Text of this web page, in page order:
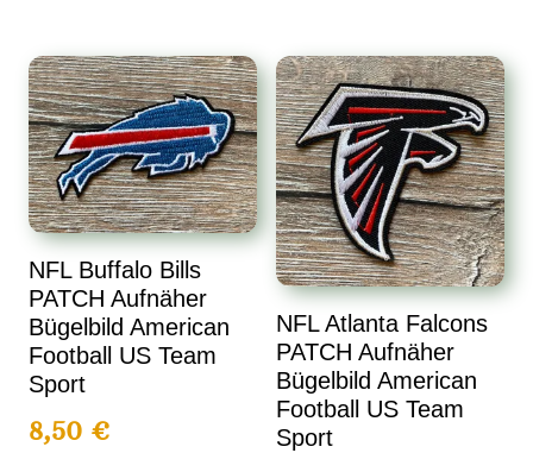
NFL Buffalo Bills
PATCH Aufnäher
Bügelbild American
Football US Team
Sport
8,50€
NFL Atlanta Falcons
PATCH Aufnäher
Bügelbild American
Football US Team
Sport